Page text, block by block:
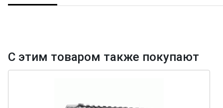
С этим товаром также покупают